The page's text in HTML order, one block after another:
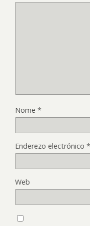
Nome *
Enderezo electrónico *
Web